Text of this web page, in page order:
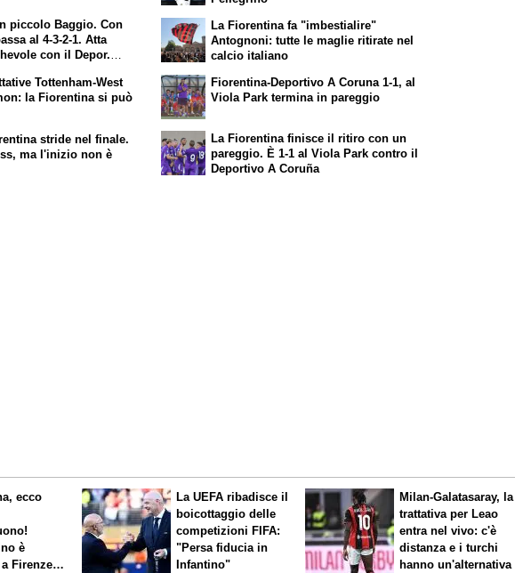
piccolo Baggio. Con
al 4-3-2-1. Atta
con il Depor.
Antognoni, un finale
La Fiorentina fa "imbestialire"
Antognoni: tutte le maglie ritirate nel
calcio italiano
Tottenham-West
la Fiorentina si può
stride nel finale.
ma l'inizio non è
Fiorentina-Deportivo A Coruna 1-1, al
Viola Park termina in pareggio
La Fiorentina finisce il ritiro con un
pareggio. È 1-1 al Viola Park contro il
Deportivo A Coruña
ecco
è
Firenze,
La UEFA ribadisce il
boicottaggio delle
competizioni FIFA:
"Persa fiducia in
Infantino"
Milan-Galatasaray, la
trattativa per Leao
entra nel vivo: c'è
distanza e i turchi
hanno un'alternativa